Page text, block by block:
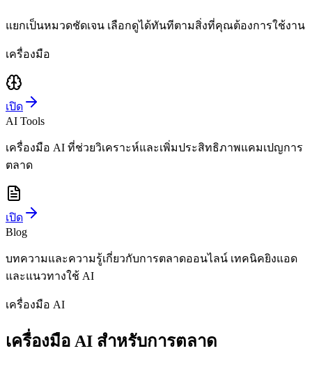
แยกเป็นหมวดชัดเจน เลือกดูได้ทันทีตามสิ่งที่คุณต้องการใช้งาน
เครื่องมือ
เปิด
AI Tools
เครื่องมือ AI ที่ช่วยวิเคราะห์และเพิ่มประสิทธิภาพแคมเปญการ
ตลาด
เปิด
Blog
บทความและความรู้เกี่ยวกับการตลาดออนไลน์ เทคนิคยิงแอด
และแนวทางใช้ AI
เครื่องมือ AI
เครื่องมือ AI สำหรับการตลาด